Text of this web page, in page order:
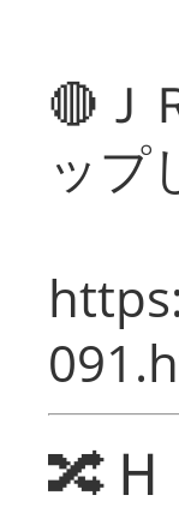
🔴Ｊ
ップ
🔀